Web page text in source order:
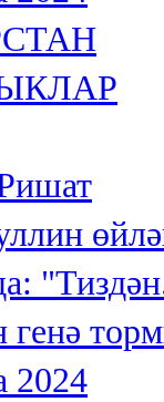
генә
2024